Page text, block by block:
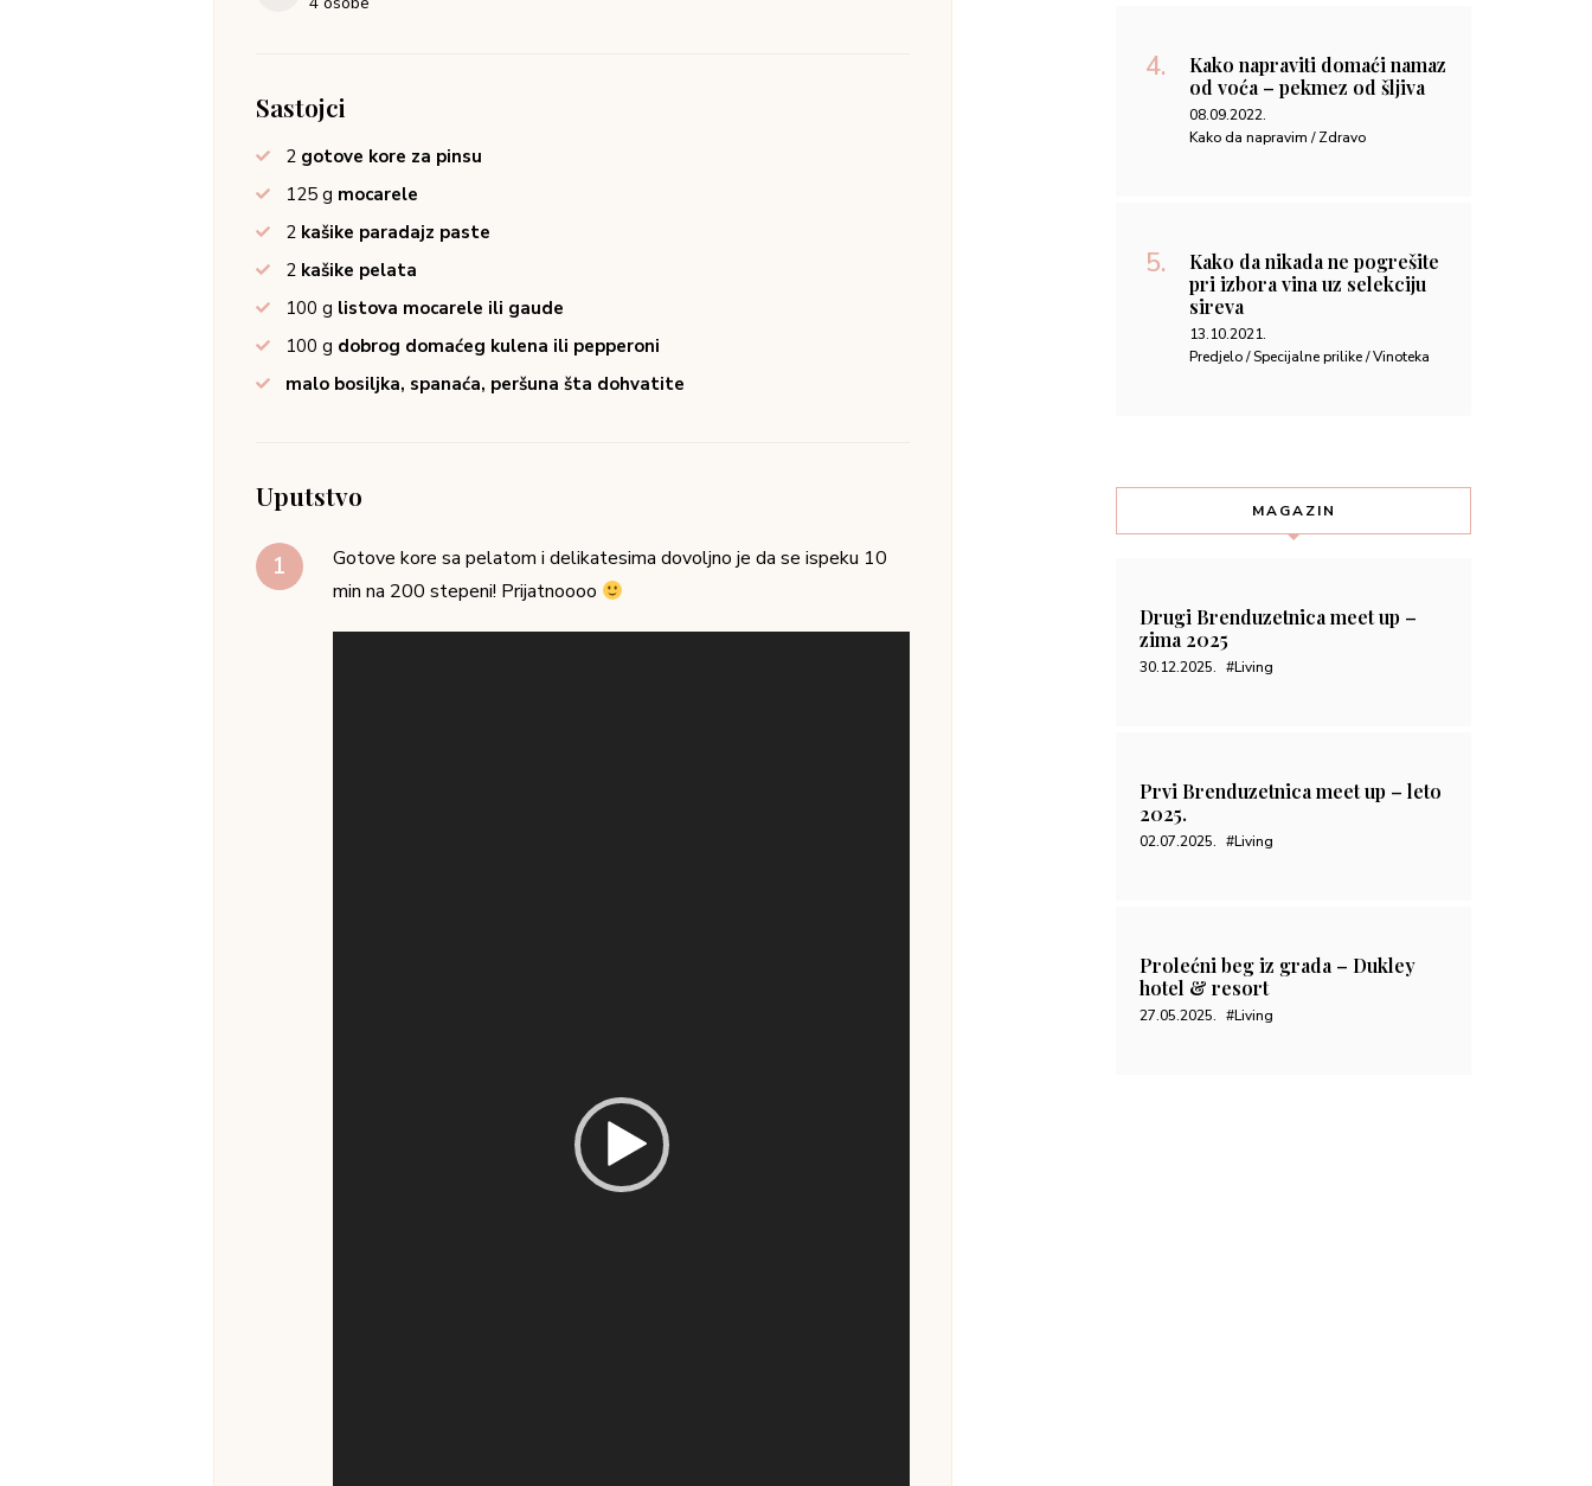
Sastojci
2 gotove kore za pinsu
125 g mocarele
2 kašike paradajz paste
2 kašike pelata
100 g listova mocarele ili gaude
100 g dobrog domaćeg kulena ili pepperoni
malo bosiljka, spanaća, peršuna šta dohvatite
Uputstvo
Gotove kore sa pelatom i delikatesima dovoljno je da se ispeku 10
min na 200 stepeni! Prijatnoooo
Kako napraviti domaći namaz
od voća – pekmez od šljiva
08.09.2022.
Kako da napravim / Zdravo
Kako da nikada ne pogrešite
pri izbora vina uz selekciju
sireva
13.10.2021.
Predjelo / Specijalne prilike / Vinoteka
MAGAZIN
Drugi Brenduzetnica meet up –
zima 2025
30.12.2025. #Living
Prvi Brenduzetnica meet up – leto
2025.
02.07.2025. #Living
Prolećni beg iz grada – Dukley
hotel & resort
27.05.2025. #Living